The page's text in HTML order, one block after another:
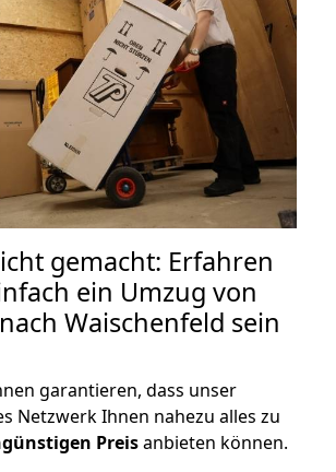
gemacht: Erfahren
ein Umzug von
Waischenfeld sein
garantieren, dass unser
Netzwerk Ihnen nahezu alles zu
Preisanbieten können.